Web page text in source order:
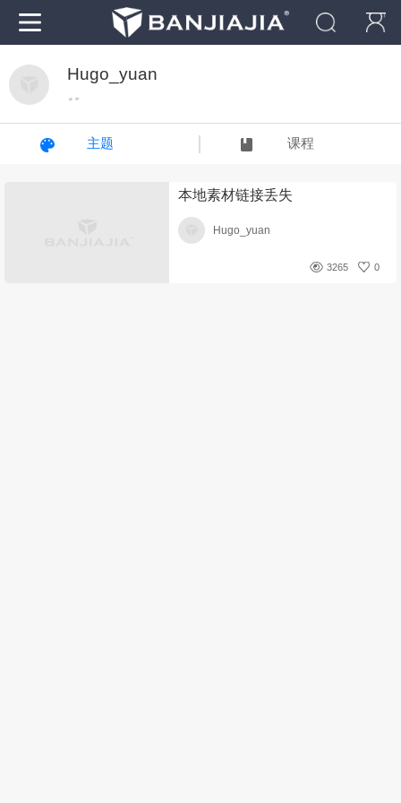
Hugo_yuan
“ ”
主题 课程
本地素材链接丢失
Hugo_yuan
0
3265